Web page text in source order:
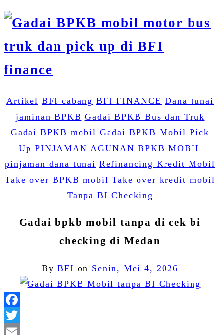
Artikel BFI cabang BFI FINANCE Dana tunai
jaminan BPKB Gadai BPKB Bus dan Truk
Gadai BPKB mobil Gadai BPKB Mobil Pick
Up PINJAMAN AGUNAN BPKB MOBIL
pinjaman dana tunai Refinancing Kredit Mobil
Take over BPKB mobil Take over kredit mobil
Tanpa BI Checking
Gadai bpkb mobil tanpa di cek bi
checking di Medan
By BFI on Senin, Mei 4, 2026